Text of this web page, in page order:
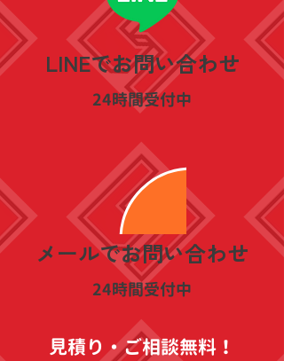
​LINEでお問い合わせ
​24時間受付中
​メールでお問い合わせ
​24時間受付中
見積り・ご相談無料！